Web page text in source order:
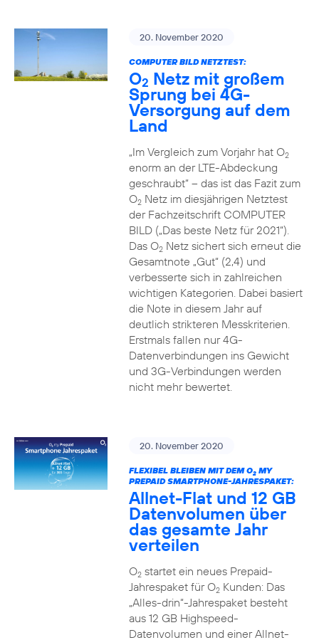
20. November 2020
COMPUTER BILD NETZTEST:
O2 Netz mit großem
Sprung bei 4G-
Versorgung auf dem
Land
„Im Vergleich zum Vorjahr hat O2
enorm an der LTE-Abdeckung
geschraubt“ – das ist das Fazit zum
O2Netz im diesjährigen Netztest
der Fachzeitschrift COMPUTER
BILD („Das beste Netz für 2021“).
Das O2Netz sichert sich erneut die
Gesamtnote „Gut“ (2,4) und
verbesserte sich in zahlreichen
wichtigen Kategorien. Dabei basiert
die Note in diesem Jahr auf
deutlich strikteren Messkriterien.
Erstmals fallen nur 4G-
Datenverbindungen ins Gewicht
und 3G-Verbindungen werden
nicht mehr bewertet.
20. November 2020
FLEXIBEL BLEIBEN MIT DEM O2MY
PREPAID SMARTPHONE-JAHRESPAKET:
Allnet-Flat und 12 GB
Datenvolumen über
das gesamte Jahr
verteilen
O2startet ein neues Prepaid-
Jahrespaket für O2Kunden: Das
„Alles-drin“-Jahrespaket besteht
aus 12 GB Highspeed-
Datenvolumen und einer Allnet-